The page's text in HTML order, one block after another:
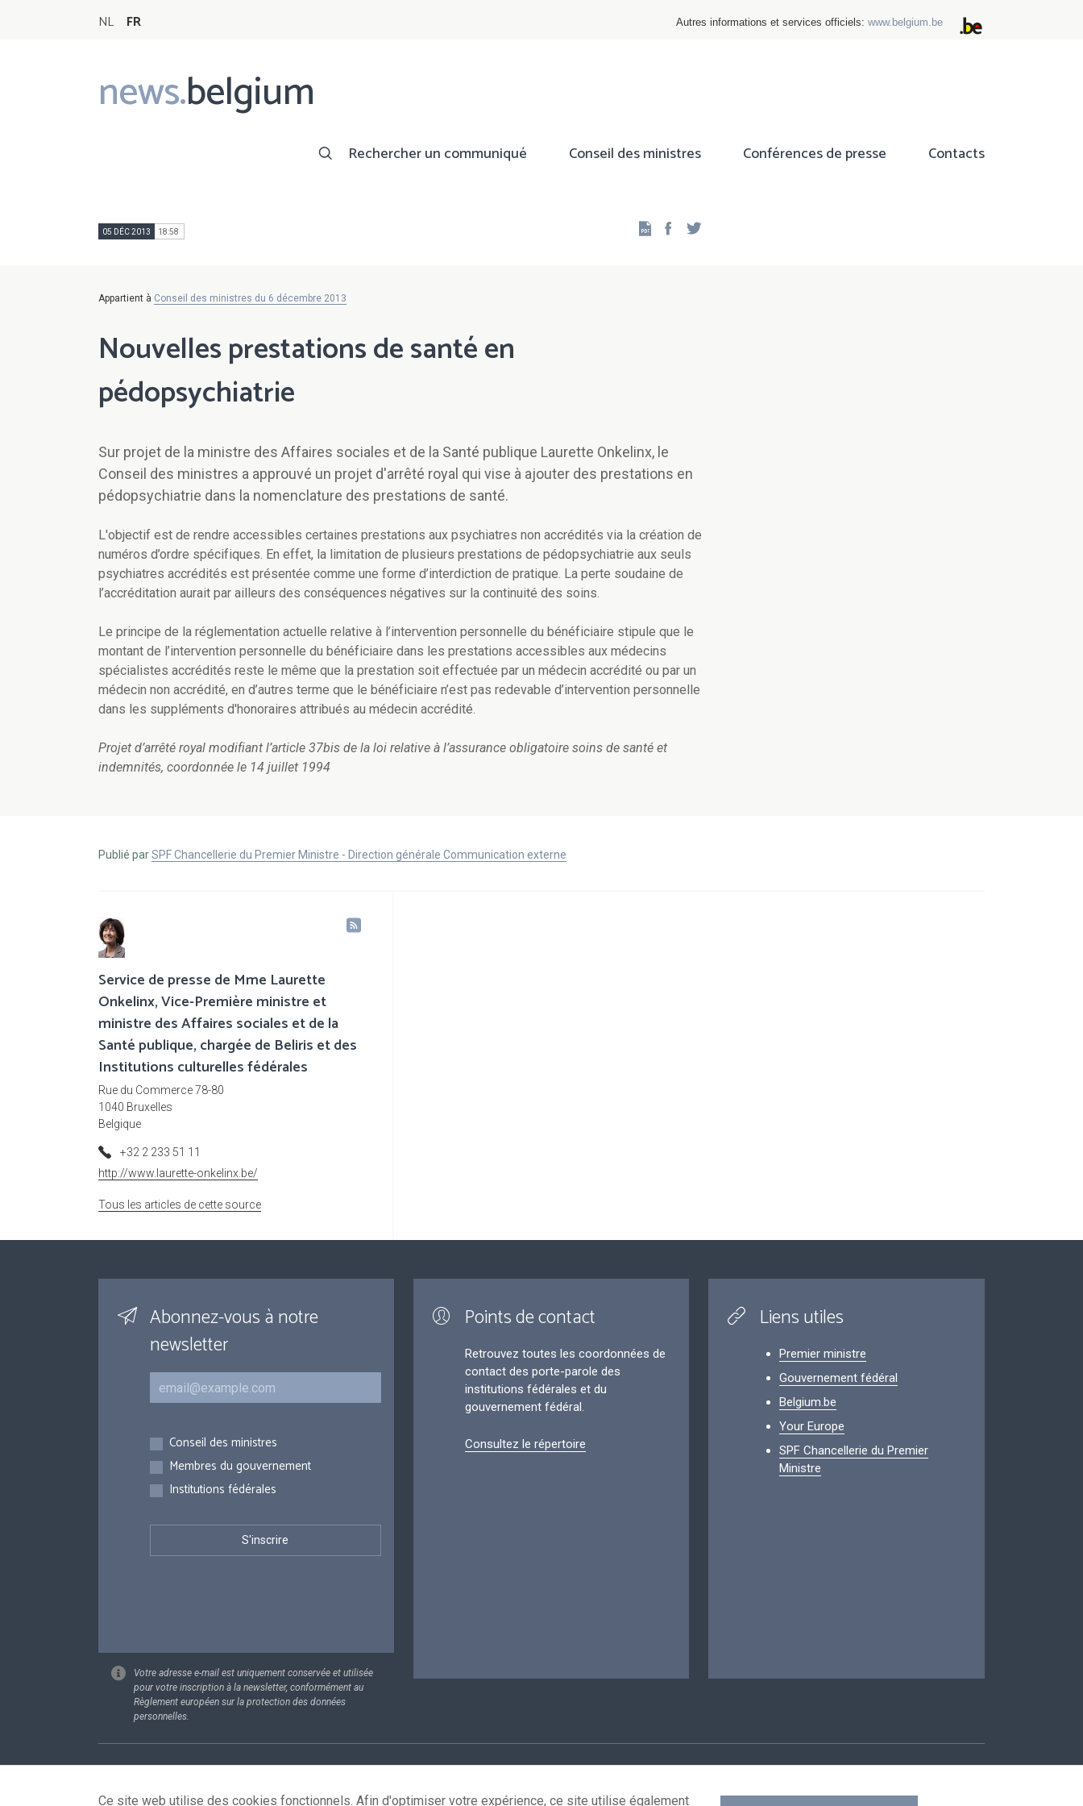
NL FR Autres informations et services officiels: www.belgium.be
news.belgium
Main
navigation
Rechercher un communiqué Conseil des ministres Conférences de presse Contacts
05 DÉC 2013 18:58 Facebook
Appartient à Conseil des ministres du 6 décembre 2013
Nouvelles prestations de santé en
pédopsychiatrie
Sur projet de la ministre des Affaires sociales et de la Santé publique Laurette Onkelinx, le
Conseil des ministres a approuvé un projet d'arrêté royal qui vise à ajouter des prestations en
pédopsychiatrie dans la nomenclature des prestations de santé.
L'objectif est de rendre accessibles certaines prestations aux psychiatres non accrédités via la création de
numéros d’ordre spécifiques. En effet, la limitation de plusieurs prestations de pédopsychiatrie aux seuls
psychiatres accrédités est présentée comme une forme d’interdiction de pratique. La perte soudaine de
l’accréditation aurait par ailleurs des conséquences négatives sur la continuité des soins.
Le principe de la réglementation actuelle relative à l’intervention personnelle du bénéficiaire stipule que le
montant de l’intervention personnelle du bénéficiaire dans les prestations accessibles aux médecins
spécialistes accrédités reste le même que la prestation soit effectuée par un médecin accrédité ou par un
médecin non accrédité, en d’autres terme que le bénéficiaire n’est pas redevable d’intervention personnelle
dans les suppléments d'honoraires attribués au médecin accrédité.
Projet d’arrêté royal modifiant l’article 37bis de la loi relative à l’assurance obligatoire soins de santé et
indemnités, coordonnée le 14 juillet 1994
Publié parSPF Chancellerie du Premier Ministre - Direction générale Communication externe
Service de presse de Mme Laurette
Onkelinx, Vice-Première ministre et
ministre des Affaires sociales et de la
Santé publique, chargée de Beliris et des
Institutions culturelles fédérales
Rue du Commerce 78-80
1040 Bruxelles
Belgique
+32 2 233 51 11
http://www.laurette-onkelinx.be/
Tous les articles de cette source
Abonnez-vous à notre
newsletter
Courriel
Inscriptions
Conseil des ministres
Membres du gouvernement
Institutions fédérales
Votre adresse e-mail est uniquement conservée et utilisée
pour votre inscription à la newsletter, conformément au
Règlement européen sur la protection des données
personnelles.
Points de contact
Retrouvez toutes les coordonnées de
contact des porte-parole des
institutions fédérales et du
gouvernement fédéral.
Consultez le répertoire
Liens utiles
Premier ministre
Gouvernement fédéral
Belgium.be
Your Europe
SPF Chancellerie du Premier
Ministre
Ce site web utilise des cookies fonctionnels. Afin d'optimiser votre expérience, ce site utilise également